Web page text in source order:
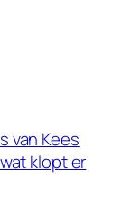
van Kees
klopt er